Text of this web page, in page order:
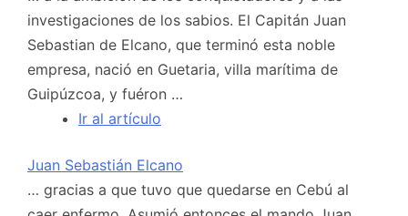
investigaciones de los sabios. El Capitán Juan
Sebastian de Elcano, que terminó esta noble
empresa, nació en Guetaria, villa marítima de
Guipúzcoa, y fuéron …
Ir al artículo
Juan Sebastián Elcano
… gracias a que tuvo que quedarse en Cebú al